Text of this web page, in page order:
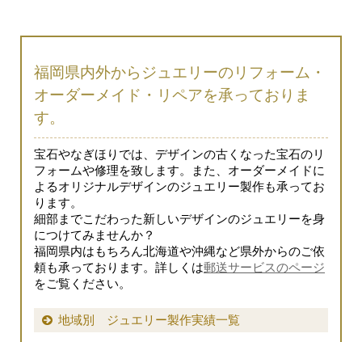
福岡県内外からジュエリーのリフォーム・
オーダーメイド・リペアを承っておりま
す。
宝石やなぎほりでは、デザインの古くなった宝石のリ
フォームや修理を致します。また、オーダーメイドに
よるオリジナルデザインのジュエリー製作も承ってお
ります。
細部までこだわった新しいデザインのジュエリーを身
につけてみませんか？
福岡県内はもちろん北海道や沖縄など県外からのご依
頼も承っております。詳しくは郵送サービスのページ
をご覧ください。
地域別 ジュエリー製作実績一覧